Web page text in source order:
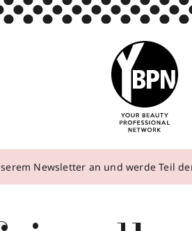
Newsletter an und werde Teil